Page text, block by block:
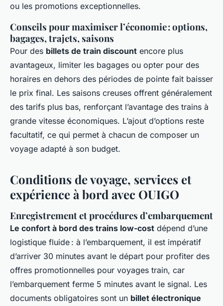
ou les promotions exceptionnelles.
Conseils pour maximiser l’économie : options,
bagages, trajets, saisons
Pour des billets de train discount encore plus
avantageux, limiter les bagages ou opter pour des
horaires en dehors des périodes de pointe fait baisser
le prix final. Les saisons creuses offrent généralement
des tarifs plus bas, renforçant l’avantage des trains à
grande vitesse économiques. L’ajout d’options reste
facultatif, ce qui permet à chacun de composer un
voyage adapté à son budget.
Conditions de voyage, services et
expérience à bord avec OUIGO
Enregistrement et procédures d’embarquement
Le confort à bord des trains low-cost dépend d’une
logistique fluide : à l’embarquement, il est impératif
d’arriver 30 minutes avant le départ pour profiter des
offres promotionnelles pour voyages train, car
l’embarquement ferme 5 minutes avant le signal. Les
documents obligatoires sont un billet électronique